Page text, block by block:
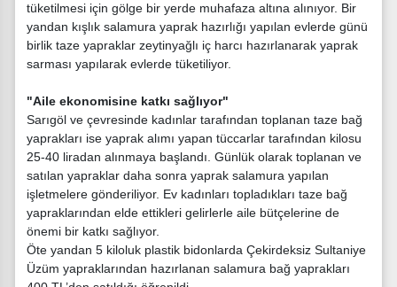
tüketilmesi için gölge bir yerde muhafaza altına alınıyor. Bir
yandan kışlık salamura yaprak hazırlığı yapılan evlerde günü
birlik taze yapraklar zeytinyağlı iç harcı hazırlanarak yaprak
sarması yapılarak evlerde tüketiliyor.
"Aile ekonomisine katkı sağlıyor"
Sarıgöl ve çevresinde kadınlar tarafından toplanan taze bağ
yaprakları ise yaprak alımı yapan tüccarlar tarafından kilosu
25-40 liradan alınmaya başlandı. Günlük olarak toplanan ve
satılan yapraklar daha sonra yaprak salamura yapılan
işletmelere gönderiliyor. Ev kadınları topladıkları taze bağ
yapraklarından elde ettikleri gelirlerle aile bütçelerine de
önemi bir katkı sağlıyor.
Öte yandan 5 kiloluk plastik bidonlarda Çekirdeksiz Sultaniye
Üzüm yapraklarından hazırlanan salamura bağ yaprakları